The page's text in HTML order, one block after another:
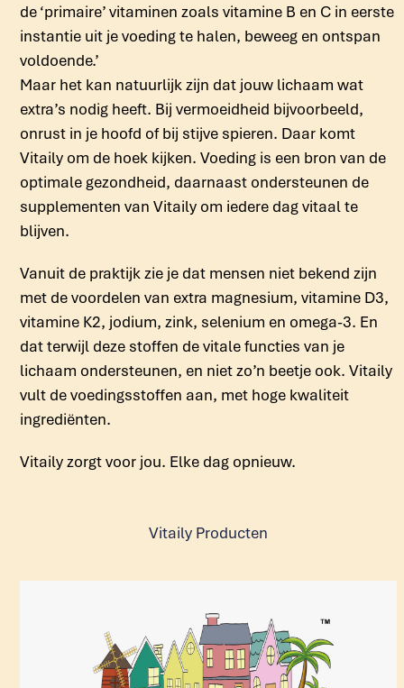
de ‘primaire’ vitaminen zoals vitamine B en C in eerste
instantie uit je voeding te halen, beweeg en ontspan
voldoende.’
Maar het kan natuurlijk zijn dat jouw lichaam wat
extra’s nodig heeft. Bij vermoeidheid bijvoorbeeld,
onrust in je hoofd of bij stijve spieren. Daar komt
Vitaily om de hoek kijken. Voeding is een bron van de
optimale gezondheid, daarnaast ondersteunen de
supplementen van Vitaily om iedere dag vitaal te
blijven.
Vanuit de praktijk zie je dat mensen niet bekend zijn
met de voordelen van extra magnesium, vitamine D3,
vitamine K2, jodium, zink, selenium en omega-3. En
dat terwijl deze stoffen de vitale functies van je
lichaam ondersteunen, en niet zo’n beetje ook. Vitaily
vult de voedingsstoffen aan, met hoge kwaliteit
ingrediënten.
Vitaily zorgt voor jou. Elke dag opnieuw.
Vitaily Producten